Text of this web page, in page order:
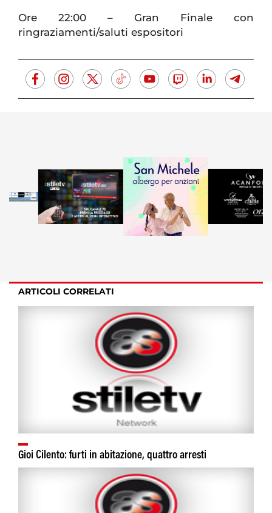
Ore 22:00 – Gran Finale con
ringraziamenti/saluti espositori
ARTICOLI CORRELATI
Gioi Cilento: furti in abitazione, quattro arresti